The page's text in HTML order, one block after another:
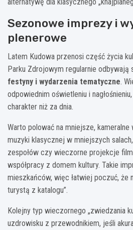
Sezonowe imprezy i
plenerowe
Latem Kudowa przenosi część życia
Parku Zdrojowym regularnie odbywają
festyny i wydarzenia tematyczne.
odpowiednim oświetleniu i
charakter niż za dnia.
Warto polować na mniejsze,
muzyki klasycznej w mniejszych
zespołów czy wieczorne projekcje
współpracy z domem kultury. Takie
mieszkańców, więc łatwiej poczuć, że
turystą z katalogu”.
Kolejny typ wieczornego „zwiedzania
uzdrowisku z przewodnikiem, jeśli